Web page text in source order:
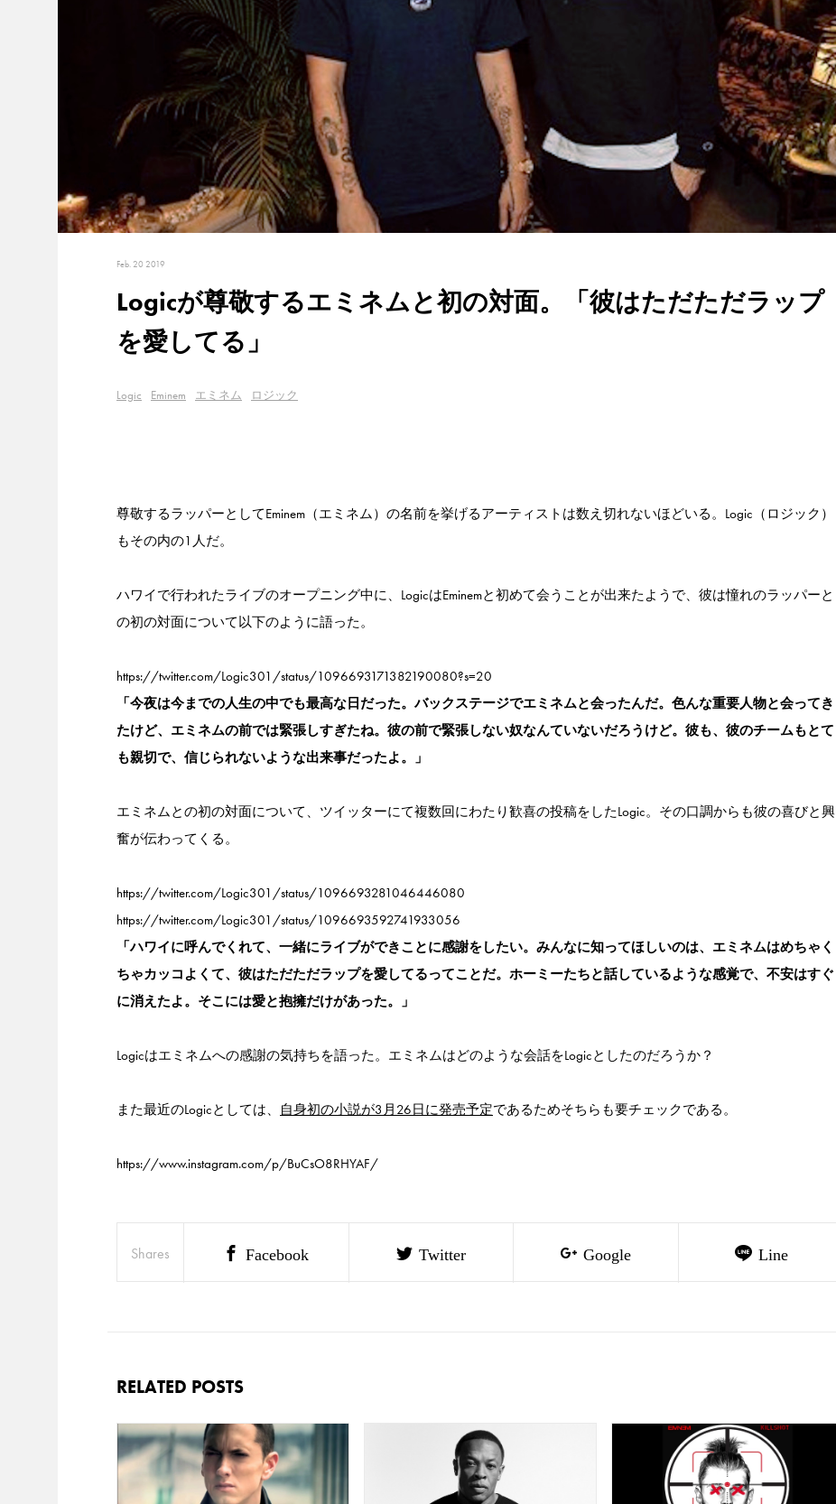
Feb. 20 2019
Logicが尊敬するエミネムと初の対面。「彼はただただラップ
を愛してる」
Logic Eminem エミネム ロジック
尊敬するラッパーとしてEminem（エミネム）の名前を挙げるアーティストは数え切れないほどいる。Logic（ロジック）
もその内の1人だ。
ハワイで行われたライブのオープニング中に、LogicはEminemと初めて会うことが出来たようで、彼は憧れのラッパーと
の初の対面について以下のように語った。
https://twitter.com/Logic301/status/1096693171382190080?s=20
「今夜は今までの人生の中でも最高な日だった。バックステージでエミネムと会ったんだ。色んな重要人物と会ってき
たけど、エミネムの前では緊張しすぎたね。彼の前で緊張しない奴なんていないだろうけど。彼も、彼のチームもとて
も親切で、信じられないような出来事だったよ。」
エミネムとの初の対面について、ツイッターにて複数回にわたり歓喜の投稿をしたLogic。その口調からも彼の喜びと興
奮が伝わってくる。
https://twitter.com/Logic301/status/1096693281046446080
https://twitter.com/Logic301/status/1096693592741933056
「ハワイに呼んでくれて、一緒にライブができことに感謝をしたい。みんなに知ってほしいのは、エミネムはめちゃく
ちゃカッコよくて、彼はただただラップを愛してるってことだ。ホーミーたちと話しているような感覚で、不安はすぐ
に消えたよ。そこには愛と抱擁だけがあった。」
Logicはエミネムへの感謝の気持ちを語った。エミネムはどのような会話をLogicとしたのだろうか？
また最近のLogicとしては、 自身初の小説が3月26日に発売予定であるためそちらも要チェックである。
https://www.instagram.com/p/BuCsO8RHYAF/
Shares Facebook Twitter Google Line
RELATED POSTS